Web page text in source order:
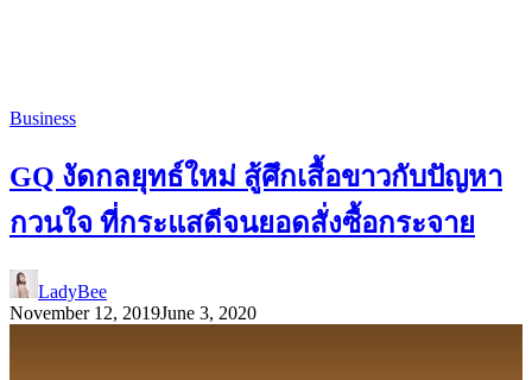
Business
GQ งัดกลยุทธ์ใหม่ สู้ศึกเสื้อขาวกับปัญหา
กวนใจ ที่กระแสดีจนยอดสั่งซื้อกระจาย
LadyBee
November 12, 2019June 3, 2020